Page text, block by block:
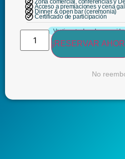
Zona comercial, conferencias y
Acceso a premiaciones y cena
Dinner & open bar (ceremonia)
Certificado de participación
Vestimenta de gala
¡RESERVAR
No